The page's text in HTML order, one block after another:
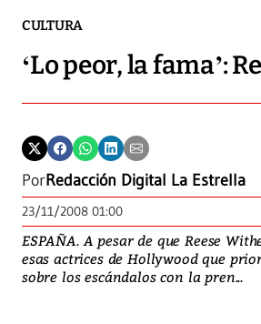
CULTURA
‘Lo peor, la fama’:
PorRedacción Digital La Estrella
23/11/2008 01:00
ESPAÑA. A pesar de que Reese
esas actrices de Hollywood que
sobre los escándalos con la pren...